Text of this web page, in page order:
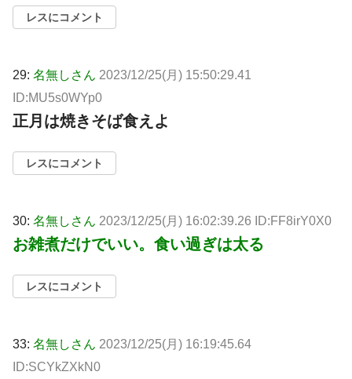
レスにコメント
29: 名無しさん 2023/12/25(月) 15:50:29.41
ID:MU5s0WYp0
正月は焼きそば食えよ
レスにコメント
30: 名無しさん 2023/12/25(月) 16:02:39.26 ID:FF8irY0X0
お雑煮だけでいい。食い過ぎは太る
レスにコメント
33: 名無しさん 2023/12/25(月) 16:19:45.64
ID:SCYkZXkN0